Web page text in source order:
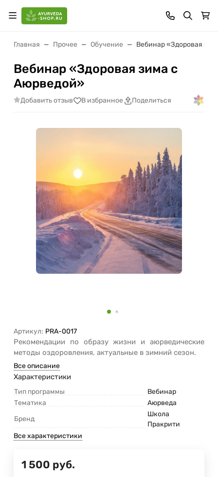
Главная Прочее Обучение Вебинар «Здоровая
Вебинар «Здоровая зима с
Аюрведой»
Добавить отзыв В избранное Поделиться
Артикул: PRA-0017
Рекомендации по образу жизни и аюрведические
методы оздоровления, актуальные в зимний сезон.
Все описание
Характеристики
Тип программы
Вебинар
Тематика
Аюрведа
Бренд
Школа
Пракрити
Все характеристики
1 500 руб.